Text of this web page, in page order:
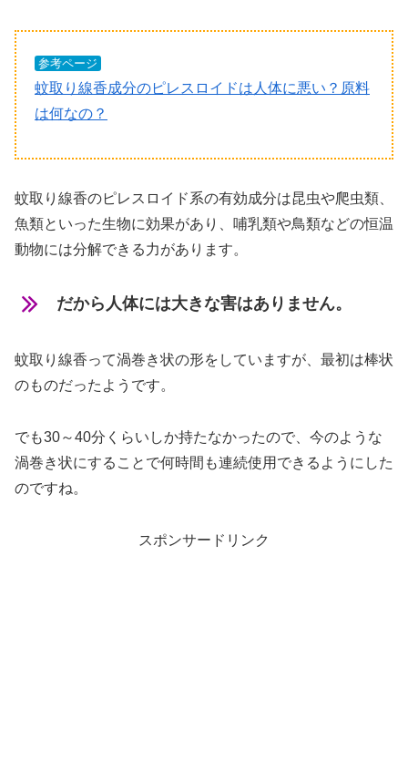
参考ページ
蚊取り線香成分のピレスロイドは人体に悪い？原料
は何なの？
蚊取り線香のピレスロイド系の有効成分は昆虫や爬虫類、
魚類といった生物に効果があり、 哺乳類や鳥類などの恒温
動物には分解できる力があります。
だから人体には大きな害はありません。
蚊取り線香って渦巻き状の形をしていますが、最初は棒状
のものだったようです。
でも30～40分くらいしか持たなかったので、今のような
渦巻き状にすることで何時間も連続使用できるようにした
のですね。
スポンサードリンク